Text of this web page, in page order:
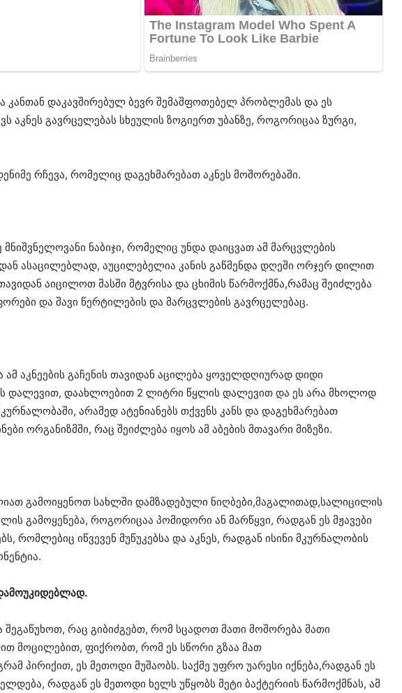
კანთან დაკავშირებულ ბევრ შემაშფოთებელ პრობლემას და ეს
აკნეს გავრცელებას სხეულის ზოგიერთ უბანზე, როგორიცაა ზურგი,
რჩევა, რომელიც დაგეხმარებათ აკნეს მოშორებაში.
ნაბიჯი, რომელიც უნდა დაიცვათ ამ მარცვლების
ასაცილებლად, აუცილებელია კანის გაწმენდა დღეში ორჯერ დილით
აიცილოთ მასში მტვრისა და ცხიმის წარმოქმნა,რამაც შეიძლება
და შავი წერტილების და მარცვლების გავრცელებაც.
ამ აკნეების გაჩენის თავიდან აცილება ყოველდღიურად დიდი
დალევით, დაახლოებით 2 ლიტრი წყლის დალევით და ეს არა მხოლოდ
არამედ ატენიანებს თქვენს კანს და დაგეხმარებათ
ორგანიზმში, რაც შეიძლება იყოს ამ აბების მთავარი მიზეზი.
გამოიყენოთ სახლში დამზადებული ნიღბები,მაგალითად,სალიცილის
გამოყენება, როგორიცაა პომიდორი ან მარწყვი, რადგან ეს მჟავები
რომლებიც იწვევენ მუწუკებსა და აკნეს, რადგან ისინი მკურნალობის
შეგაწუხოთ, რაც გიბიძგებთ, რომ სცადოთ მათი მოშორება მათი
მოცილებით, ფიქრობთ, რომ ეს სწორი გზაა მათ
პირიქით, ეს მეთოდი მუშაობს. საქმე უფრო უარესი იქნება,რადგან ეს
რადგან ეს მეთოდი ხელს უწყობს მეტი ბაქტერიის წარმოქმნას, ამ